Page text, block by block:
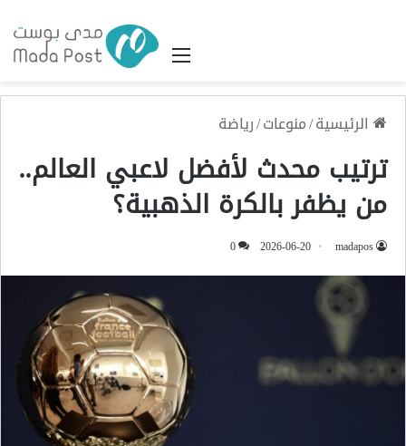
القائمة
الرئيسية/منوعات/رياضة
ترتيب محدث لأفضل لاعبي العالم..
من يظفر بالكرة الذهبية؟
madapos
2026-06-20
0